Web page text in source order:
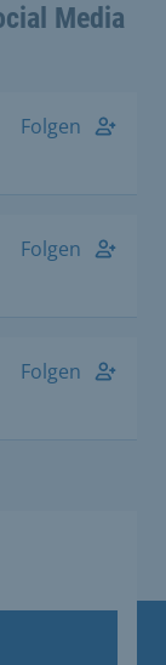
Media
Folgen
Folgen
Folgen